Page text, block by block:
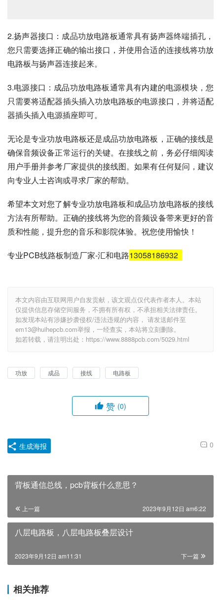
2.扬声器接口：成品功放电路板通常具有扬声器终端插孔，
您只需要选择正确的输出接口，并使用合适的连接线将功放
电路板与扬声器连接起来。
3.电源接口：成品功放电路板通常具有内建的电源模块，您
只需要将适配器插头插入功放电路板的电源接口，并将适配
器插头插入电源插座即可。
无论是专业功放电路板还是成品功放电路板，正确的接线是
确保音频设备正常运行的关键。在接线之前，务必仔细阅读
用户手册并参考厂家提供的接线图。如果有任何疑问，建议
向专业人士咨询或寻求厂家的帮助。
希望本文对您了解专业功放电路板和成品功放电路板的接线
方法有所帮助。正确的接线将为您的音频设备带来更好的音
质和性能，提升您的音乐和影院体验。祝您使用愉快！
专业PCB线路板制造厂家-汇和电路13058186932
本文内容由互联网用户自发贡献，该文观点仅代表作者本人。本站
仅提供信息存储空间服务，不拥有所有权，不承担相关法律责任。
如发现本站有涉嫌抄袭侵权/违法违规的内容， 请发送邮件至
em13@huihepcb.com举报，一经查实，本站将立刻删除。
如若转载，请注明出处：https://www.8888pcb.com/5029.html
功放 成品 接线 电路板
赞 (0)
0
生成海报
背板通信总线，pcb背板什么意思？
上一篇 2023年9月12日 am6:22
八层电路板，八层电路板叠层设计
下一篇
2023年9月12日 am11:31
相关推荐